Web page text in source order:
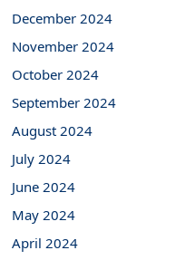
December 2024
November 2024
October 2024
September 2024
August 2024
July 2024
June 2024
May 2024
April 2024